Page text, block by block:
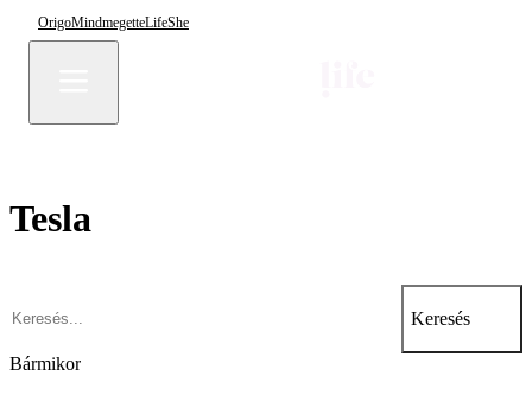
OrigoMindmegetteLifeShe
Tesla
Keresés
Bármikor